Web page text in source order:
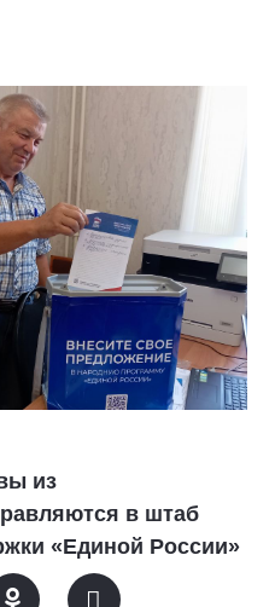
из
в штаб
«Единой России»